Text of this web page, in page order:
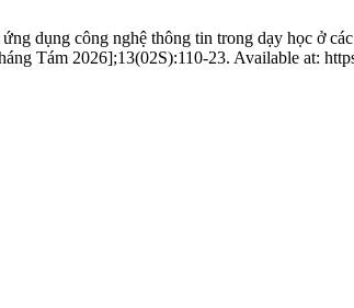
dụng công nghệ thông tin trong dạy học ở
Tám 2026];13(02S):110-23. Available at: